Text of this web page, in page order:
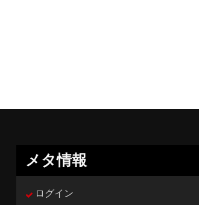
メタ情報
ログイン